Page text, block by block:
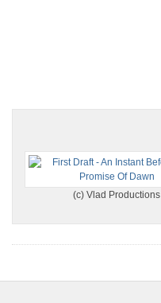
(c) Vlad Productions